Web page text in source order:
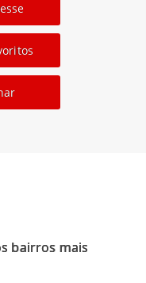
bairros mais